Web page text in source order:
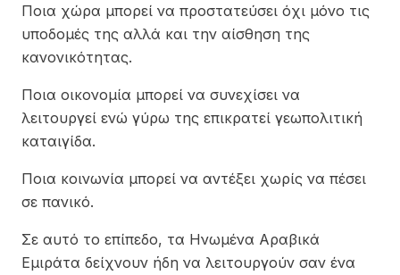
Ποια χώρα μπορεί να προστατεύσει όχι μόνο τις
υποδομές της αλλά και την αίσθηση της
κανονικότητας.
Ποια οικονομία μπορεί να συνεχίσει να
λειτουργεί ενώ γύρω της επικρατεί γεωπολιτική
καταιγίδα.
Ποια κοινωνία μπορεί να αντέξει χωρίς να πέσει
σε πανικό.
Σε αυτό το επίπεδο, τα Ηνωμένα Αραβικά
Εμιράτα δείχνουν ήδη να λειτουργούν σαν ένα